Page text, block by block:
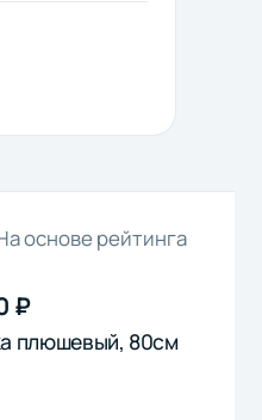
основе рейтинга
₽
плюшевый, 80см